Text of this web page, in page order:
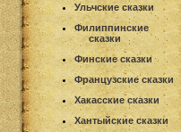
Ульчские сказки
Филиппинские
сказки
Финские сказки
Французские сказки
Хакасские сказки
Хантыйские сказки